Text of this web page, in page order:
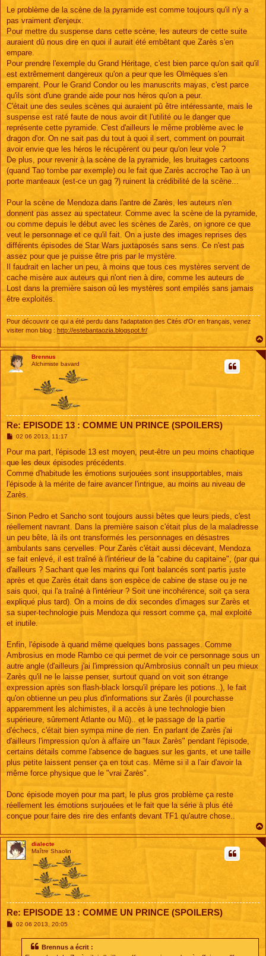
Le problème de la scène de la pyramide est comme toujours qu'il n'y a
pas vraiment d'enjeux.
Pour mettre du suspense dans cette scène, les auteurs de cette suite
auraient dû nous dire en quoi il aurait été embêtant que Zarès s'en
empare.
Pour prendre l'exemple du Grand Héritage, c'est bien parce qu'on sait qu'il
est extrêmement dangereux qu'on a peur que les Olmèques s'en
emparent. Pour le Grand Condor ou les manuscrits mayas, c'est parce
qu'ils sont d'une grande aide pour nos héros qu'on a peur.
C'était une des seules scènes qui auraient pû être intéressante, mais le
suspense est raté faute de nous avoir dit l'utilité ou le danger que
représente cette pyramide. C'est d'ailleurs le même problème avec le
dragon d'or. On ne sait pas du tout à quoi il sert, comment on pourrait
avoir envie que les héros le récupèrent ou peur qu'on leur vole ?
De plus, pour revenir à la scène de la pyramide, les bruitages cartoons
(quand Tao tombe par exemple) ou le fait que Zarès accroche Tao à un
porte manteaux (est-ce un gag ?) ruinent la crédibilité de la scène...
Pour la scène de Mendoza dans l'antre de Zarès, les auteurs n'en
donnent pas assez au spectateur. Comme avec la scène de la pyramide,
ou comme depuis le début avec les scènes de Zarès, on ignore ce que
veut le personnage et ce qu'il fait. On a juste des images reprises des
différents épisodes de Star Wars juxtaposés sans sens. Ce n'est pas
assez pour que je puisse être pris par le mystère.
Il faudrait en lacher un peu, à moins que tous ces mystères servent de
cache misère aux auteurs qui n'ont rien à dire, comme les auteurs de
Lost dans la première saison où les mystères sont empilés sans jamais
être exploités.
Pour découvrir ce qui a été perdu dans l'adaptation des Cités d'Or en français, venez
visiter mon blog : http://estebantaozia.blogspot.fr/
Brennus
Alchimiste bavard
Re: EPISODE 13 : COMME UN PRINCE (SPOILERS)
M
s
a
g
02 06 2013, 11:17
Pour ma part, l'épisode 13 est moyen, peut-être un peu moins chaotique
que les deux épisodes précédents.
Comme d'habitude les émotions surjouées sont insupportables, mais
l'épisode à la mérite de faire avancer l'intrigue, au moins au niveau de
Zarès.
Sinon Pedro et Sancho sont toujours aussi bêtes que leurs pieds, c'est
réellement navrant. Dans la première saison c'était plus de la maladresse
un peu bête, là ils ont transformés les personnages en désastres
ambulants sans cervelles. Pour Zarès c'était aussi décevant, Mendoza
se fait enlevé, il est traîné à l'intérieur de la "cabine du capitaine", (par qui
d'ailleurs ? Sachant que les marins qui l'ont balancés sont partis juste
après et que Zarès était dans son espèce de cabine de stase ou je ne
sais quoi, qui l'a traîné à l'intérieur ? Soit une incohérence, soit ça sera
expliqué plus tard). On a moins de dix secondes d'images sur Zarès et
sa super-technologie puis Mendoza qui ressort comme ça, mal exploité
et inutile.
Enfin, l'épisode à quand même quelques bons passages. Comme
Ambrosius en mode Rambo ce qui permet de voir ce personnage sous un
autre angle (d'ailleurs j'ai l'impression qu'Ambrosius connaît un peu mieux
Zarès qu'il ne le laisse penser, surtout quand on voit son étrange
expression après son flash-black lorsqu'il prépare les potions..), le fait
qu'on obtienne un peu plus d'informations sur Zarès (il pourchasse
apparemment les alchimistes, il a accès à une technologie bien
supérieure, sûrement Atlante ou Mû).. et le passage de la partie
d'échecs, c'était bien sympa mine de rien. En parlant de Zarès j'ai
d'ailleurs l'impression qu'on à affaire un "faux Zarès" pendant l'épisode,
certains détails comme l'absence de bagues sur les gants, et une taille
plus petite laissent penser ça en tout cas. Même si il a l'air d'avoir la
même force physique que le "vrai Zarès".
Donc épisode moyen pour ma part, le plus gros problème ça reste
réellement les émotions surjouées et le fait que la série à plus été
conçue pour faire des rire des enfants devant TF1 qu'autre chose..
dialecte
Maître Shaolin
Re: EPISODE 13 : COMME UN PRINCE (SPOILERS)
M02 06 2013, 20:05
Brennus a écrit :